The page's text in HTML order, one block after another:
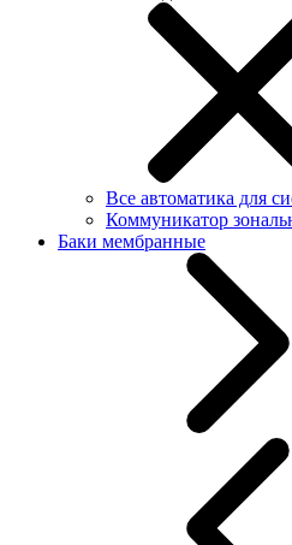
Все автоматика для
Коммуникатор
Баки мембранные